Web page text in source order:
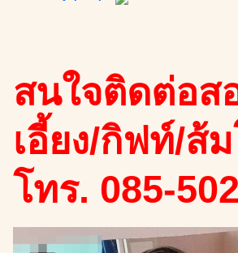
สนใจติดต่อส
เอี้ยง/กิฟท์/ส้
โทร. 085-